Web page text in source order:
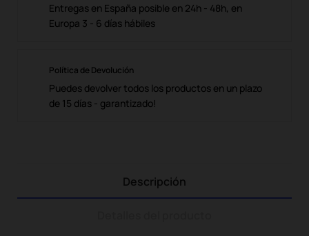
Entregas en España posible en 24h - 48h, en
Europa 3 - 6 días hábiles
Política de Devolución
Puedes devolver todos los productos en un plazo
de 15 días - garantizado!
Descripción